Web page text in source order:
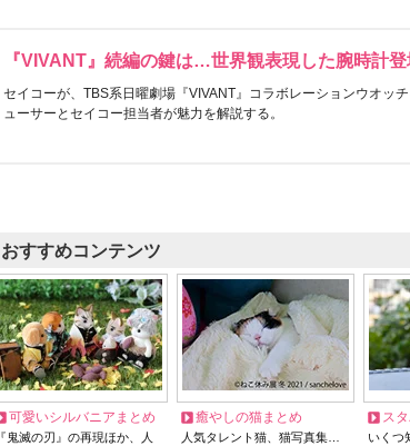
『VIVANT』続編の鍵は…世界観表現した腕時計登
セイコーが、TBS系日曜劇場『VIVANT』コラボレーションウオッ
ューサーとセイコー担当者が魅力を解説する。
おすすめコンテンツ
可愛いシルバニアまとめ
『鬼滅の刃』の再現ほか、人
癒やしの猫まとめ
人気タレント猫、猫写真集…
ス
いくつ